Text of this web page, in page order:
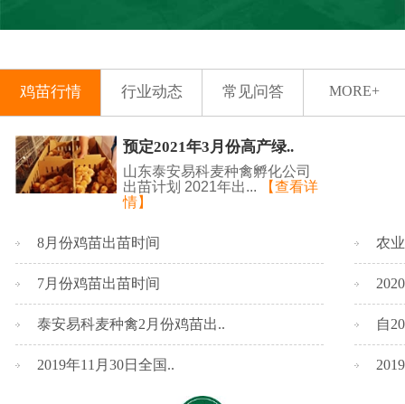
MORE+
鸡苗行情 行业动态 常见问答
预定2021年3月份高产绿..
山东泰安易科麦种禽孵化公司
出苗计划 2021年出...
【查看详
情】
8月份鸡苗出苗时间
7月份鸡苗出苗时间
泰安易科麦种禽2月份鸡苗出..
2019年11月30日全国..
农
自